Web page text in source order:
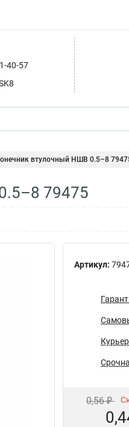
40-57
втулочный НШВ 0.5–8
79475
Артикул:
0,56 ₽